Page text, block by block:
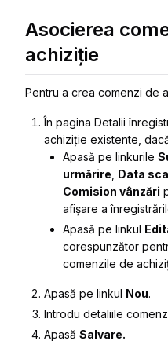
Asocierea
achiziție
Pentru a crea comenzi de
În pagina Detalii
achiziție existente,
Apasă pe linkurile
urmărire Data
Comision vânzări
afișare a
Apasă pe linkul
corespunzător
comenzile de
Apasă pe linkul Nou.
Introdu detaliile
Apasă Salvare.